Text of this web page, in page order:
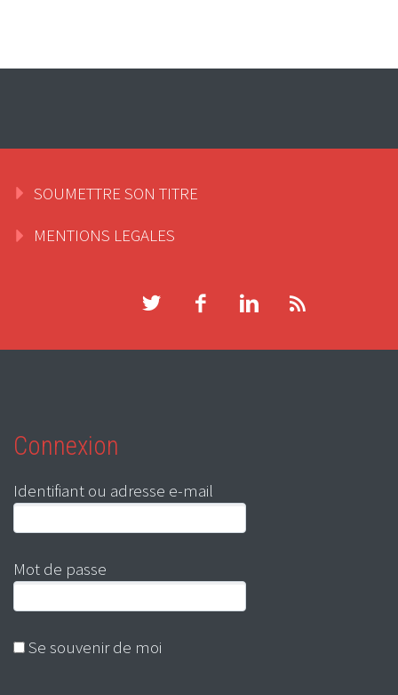
SOUMETTRE SON TITRE
MENTIONS LEGALES
Connexion
Identifiant ou adresse e-mail
Mot de passe
Se souvenir de moi